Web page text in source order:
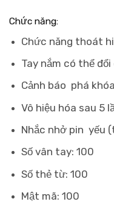
Chức năng:
Chức năng thoát
Tay nắm có thể
Cảnh báo phá khóa
Vô hiệu hóa sau 5
Nhắc nhở pin yếu
Số vân tay: 100
Số thẻ từ: 100
Mật mã: 100